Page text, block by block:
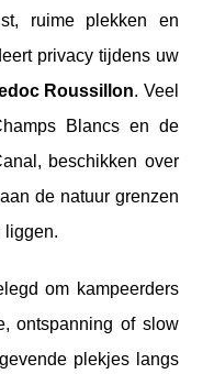
ruime plekken en
privacy tijdens uw
Roussillon. Veel
Blancs en de
beschikken over
de natuur grenzen
liggen.
om kampeerders
ontspanning of slow
plekjes langs